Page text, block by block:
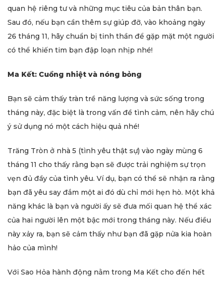
quan hệ riêng tư và những mục tiêu của bản thân bạn.
Sau đó, nếu bạn cần thêm sự giúp đỡ, vào khoảng ngày
26 tháng 11, hãy chuẩn bị tinh thần để gặp mặt một người
có thể khiến tim bạn đập loạn nhịp nhé!
Ma Kết: Cuồng nhiệt và nóng bỏng
Bạn sẽ cảm thấy tràn trề năng lượng và sức sống trong
tháng này, đặc biệt là trong vấn đề tình cảm, nên hãy chú
ý sử dụng nó một cách hiệu quả nhé!
Trăng Tròn ở nhà 5 (tình yêu thật sự) vào ngày mùng 6
tháng 11 cho thấy rằng bạn sẽ được trải nghiệm sự trọn
vẹn đủ đầy của tình yêu. Ví dụ, bạn có thể sẽ nhận ra rằng
bạn đã yêu say đắm một ai đó dù chỉ mới hẹn hò. Một khả
năng khác là bạn và người ấy sẽ đưa mối quan hệ thể xác
của hai người lên một bậc mới trong tháng này. Nếu điều
này xảy ra, bạn sẽ cảm thấy như bạn đã gặp nửa kia hoàn
hảo của mình!
Với Sao Hỏa hành động nằm trong Ma Kết cho đến hết